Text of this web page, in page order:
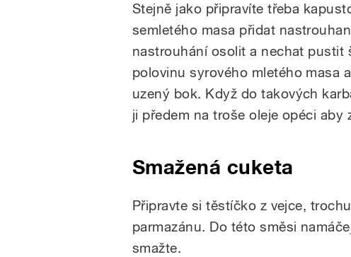
Stejně jako připravíte třeba
semletého masa přidat
nastrouhání osolit a nechat pustit
polovinu syrového mletého masa
uzený bok. Když do takových
ji předem na troše oleje opéci aby
Smažená cuketa
Připravte si těstíčko z vejce,
parmazánu. Do této směsi
smažte.